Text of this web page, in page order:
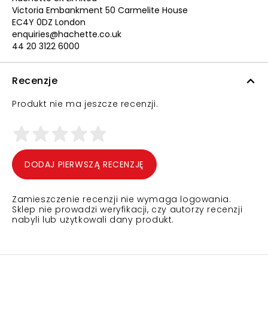
Victoria Embankment 50 Carmelite House
EC4Y 0DZ London
enquiries@hachette.co.uk
44 20 3122 6000
Recenzje
Produkt nie ma jeszcze recenzji.
DODAJ PIERWSZĄ RECENZJĘ
Zamieszczenie recenzji nie wymaga logowania.
Sklep nie prowadzi weryfikacji, czy autorzy recenzji
nabyli lub użytkowali dany produkt.